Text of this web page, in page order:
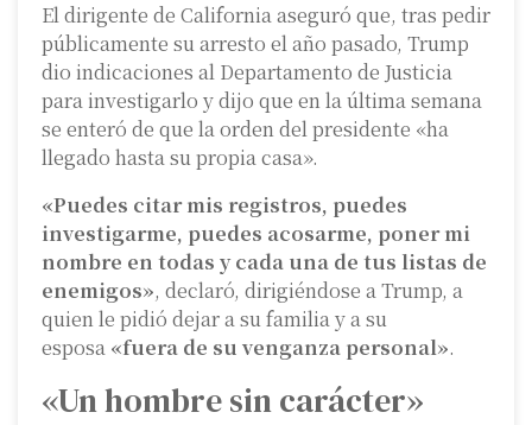
El dirigente de California aseguró que, tras pedir
públicamente su arresto el año pasado, Trump
dio indicaciones al Departamento de Justicia
para investigarlo y dijo que en la última semana
se enteró de que la orden del presidente «ha
llegado hasta su propia casa».
«Puedes citar mis registros, puedes
investigarme, puedes acosarme, poner mi
nombre en todas y cada una de tus listas de
enemigos», declaró, dirigiéndose a Trump, a
quien le pidió dejar a su familia y a su
esposa «fuera de su venganza personal».
«Un hombre sin carácter»